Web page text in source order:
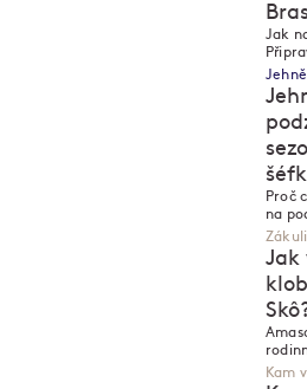
Jak
pánev.
Proč
na
Jak
Kam